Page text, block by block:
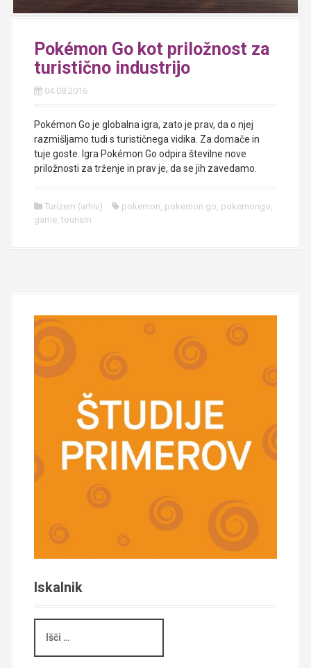
Pokémon Go kot priložnost za
turistično industrijo
04.08.2016
Pokémon Go je globalna igra, zato je prav, da o njej
razmišljamo tudi s turističnega vidika. Za domače in
tuje goste. Igra Pokémon Go odpira številne nove
priložnosti za trženje in prav je, da se jih zavedamo.
Turizem (arhiv) pokemon pokemon go pokemongo
game tourism
Iskalnik
č